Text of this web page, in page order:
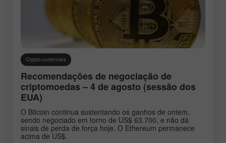
Crypto-currencies
Recomendações de negociação de
criptomoedas – 4 de agosto (sessão dos
EUA)
O Bitcoin continua sustentando os ganhos de ontem,
sendo negociado em torno de US$ 63.700, e não dá
sinais de perda de força hoje. O Ethereum permanece
acima de US$.